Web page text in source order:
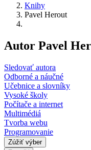
Knihy
Pavel Herout
Autor Pavel
Sledovať autora
Odborné a náučné
Učebnice a slovníky
Vysoké školy
Počítače a internet
Multimédiá
Tvorba webu
Programovanie
Zúžiť výber